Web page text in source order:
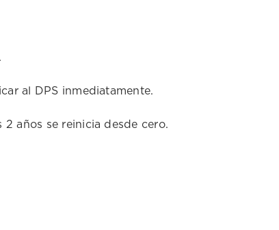
al DPS inmediatamente.
años se reinicia desde cero.